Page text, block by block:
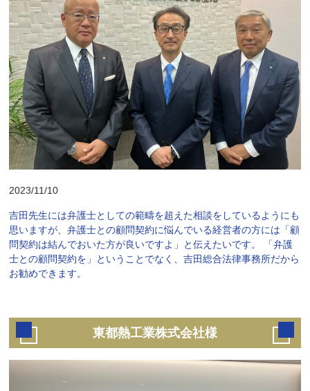
2023/11/10
吉田先生には弁護士としての範疇を超えた相談をしているようにも
思いますが、弁護士との顧問契約に悩んでいる経営者の方には「顧
問契約は結んでおいた方が良いですよ」と伝えたいです。 「弁護
士との顧問契約を」ということでなく、吉田総合法律事務所だから
お勧めできます。
東都熱工業株式会社様